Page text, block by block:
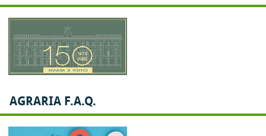
AGRARIA F.A.Q.